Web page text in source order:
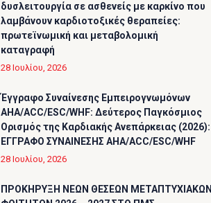
δυσλειτουργία σε ασθενείς με καρκίνο που
λαμβάνουν καρδιοτοξικές θεραπείες:
πρωτεϊνωμική και μεταβολομική
καταγραφή
28 Ιουλίου, 2026
Έγγραφο Συναίνεσης Εμπειρογνωμόνων
AHA/ACC/ESC/WHF: Δεύτερος Παγκόσμιος
Ορισμός της Καρδιακής Ανεπάρκειας (2026):
ΕΓΓΡΑΦΟ ΣΥΝΑΙΝΕΣΗΣ AHA/ACC/ESC/WHF
28 Ιουλίου, 2026
ΠΡΟΚΗΡΥΞΗ ΝΕΩΝ ΘΕΣΕΩΝ ΜΕΤΑΠΤΥΧΙΑΚΩΝ